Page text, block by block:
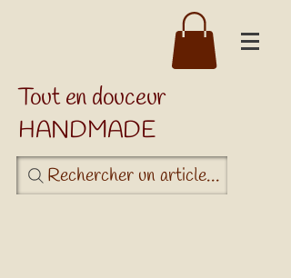
Tout en douceur
HANDMADE
Rechercher un article...